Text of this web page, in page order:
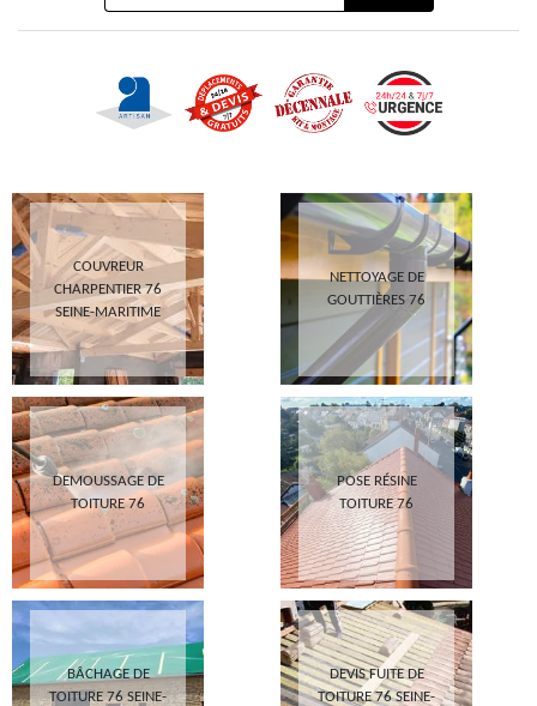
COUVREUR
CHARPENTIER 76
SEINE-MARITIME
NETTOYAGE DE
GOUTTIÈRES 76
DEMOUSSAGE DE
TOITURE 76
POSE RÉSINE
TOITURE 76
BÂCHAGE DE
TOITURE 76 SEINE-
DEVIS FUITE DE
TOITURE 76 SEINE-